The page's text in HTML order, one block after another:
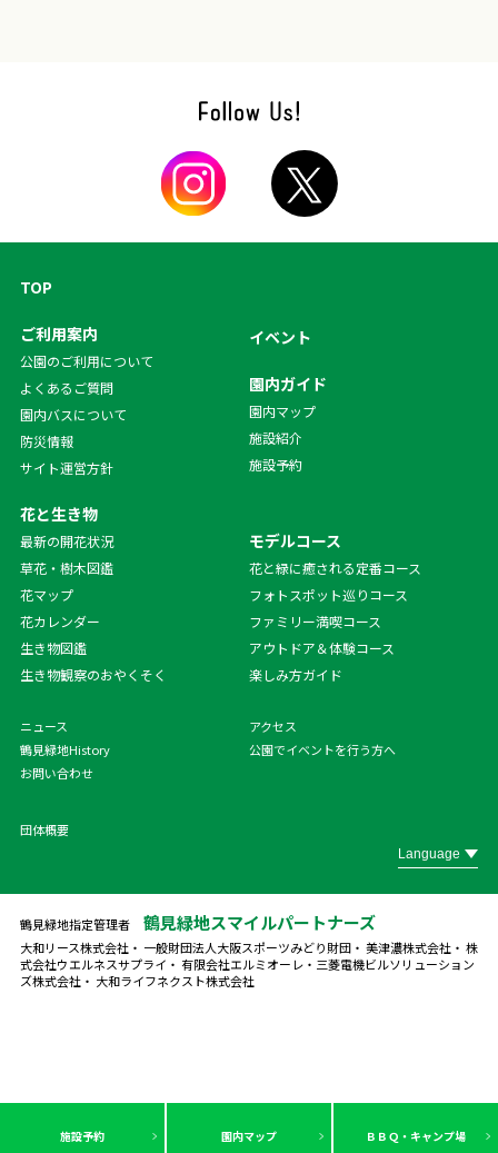
施設予約 園内マップ ＢＢＱ・キャンプ場
TOP
ご利用案内
公園のご利用について
よくあるご質問
園内バスについて
防災情報
サイト運営方針
花と生き物
最新の開花状況
草花・樹木図鑑
花マップ
花カレンダー
生き物図鑑
生き物観察のおやくそく
イベント
園内ガイド
園内マップ
施設紹介
施設予約
モデルコース
花と緑に癒される定番コース
フォトスポット巡りコース
ファミリー満喫コース
アウトドア＆体験コース
楽しみ方ガイド
ニュース
アクセス
鶴見緑地History
公園でイベントを行う方へ
お問い合わせ
団体概要
鶴見緑地指定管理者 鶴見緑地スマイルパートナーズ
大和リース株式会社・ 一般財団法人大阪スポーツみどり財団・ 美津濃株式会社・ 株
式会社ウエルネスサプライ・ 有限会社エルミオーレ・ 三菱電機ビルソリューション
ズ株式会社・ 大和ライフネクスト株式会社